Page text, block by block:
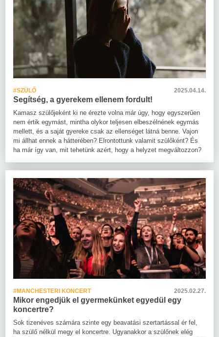
#SZÜLŐ 2025.04.14.
Segítség, a gyerekem ellenem fordult!
Kamasz szülőjeként ki ne érezte volna már úgy, hogy egyszerűen
nem értik egymást, mintha olykor teljesen elbeszélnének egymás
mellett, és a saját gyereke csak az ellenséget látná benne. Vajon
mi állhat ennek a hátterében? Elrontottunk valamit szülőként? És
ha már így van, mit tehetünk azért, hogy a helyzet megváltozzon?
#MANCHESTERI KONCERT 2025.02.27.
Mikor engedjük el gyermekünket egyedül egy
koncertre?
Sok tizenéves számára szinte egy beavatási szertartással ér fel,
ha szülő nélkül megy el koncertre. Ugyanakkor a szülőnek elég